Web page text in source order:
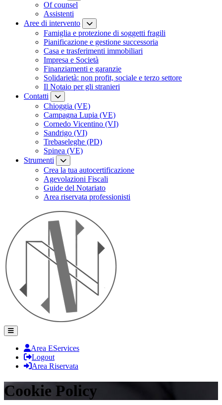
Of counsel
Assistenti
Aree di intervento
Famiglia e protezione di soggetti fragili
Pianificazione e gestione successoria
Casa e trasferimenti immobiliari
Impresa e Società
Finanziamenti e garanzie
Solidarietà: non profit, sociale e terzo settore
Il Notaio per gli stranieri
Contatti
Chioggia (VE)
Campagna Lupia (VE)
Cornedo Vicentino (VI)
Sandrigo (VI)
Trebaseleghe (PD)
Spinea (VE)
Strumenti
Crea la tua autocertificazione
Agevolazioni Fiscali
Guide del Notariato
Area riservata professionisti
Area EServices
Logout
Area Riservata
Cookie Policy